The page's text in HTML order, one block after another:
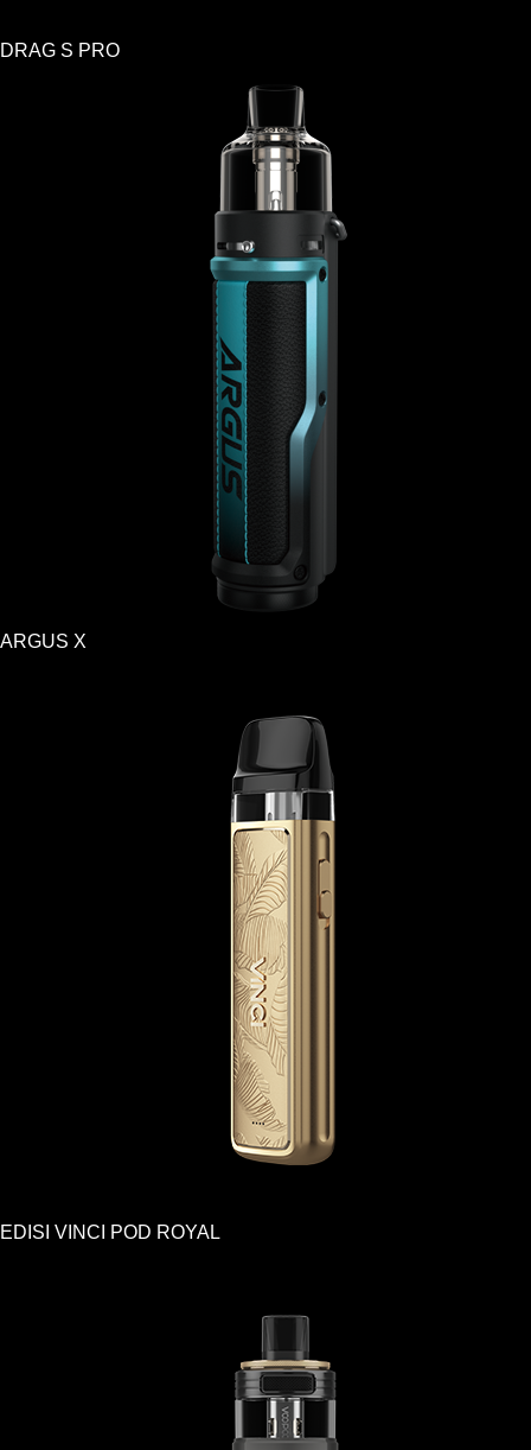
DRAG S PRO
ARGUS X
EDISI VINCI POD ROYAL